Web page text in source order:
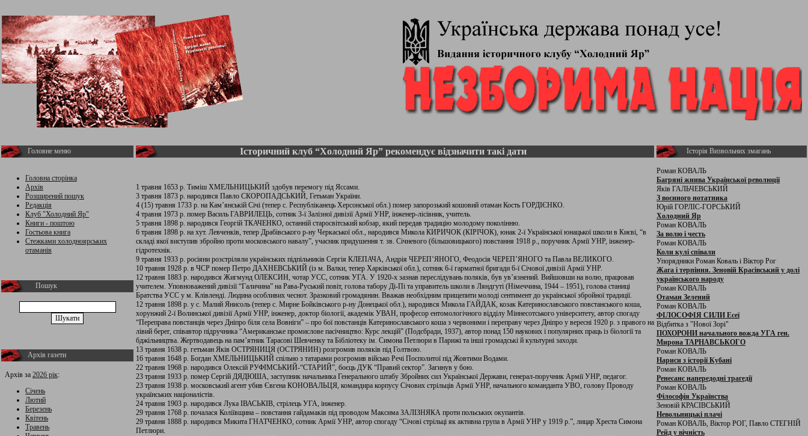
Головне меню
Головна сторінка
Архів
Розширений пошук
Редакція
Клуб "Холодний Яр"
Книги - поштою
Гостьова книга
Стежками холодноярських
отаманів
Пошук
Архів газети
Архів за 2026 рік:
Січень
Лютий
Березень
Квітень
Травень
Історичний клуб “Холодний Яр” рекомендує відзначити такі дати
1 травня 1653 р. Тиміш ХМЕЛЬНИЦЬКИЙ здобув перемогу під Яссами.
3 травня 1873 р. народився Павло СКОРОПАДСЬКИЙ, Гетьман України.
4 (15) травня 1733 р. на Кам’янській Січі (тепер с. Республіканець Херсонської обл.) помер запорозький кошовий отаман Кость ГОРДІЄНКО.
4 травня 1973 р. помер Василь ГАВРИЛЕЦЬ, сотник 3-ї Залізної дивізії Армії УНР, інженер-лісівник, учитель.
5 травня 1898 р. народився Георгій ТКАЧЕНКО, останній старосвітський кобзар, який передав традицію молодому поколінню.
6 травня 1898 р. на хут. Левченків, тепер Драбівського р-ну Черкаської обл., народився Микола КИРИЧОК (КІРІЧОК), юнак 2-ї Української юнацької школи в Києві, “в
складі якої виступив збройно проти московського навалу”, учасник придушення т. зв. Січневого (більшовицького) повстання 1918 р., поручник Армії УНР, інженер-
гідротехнік.
9 травня 1933 р. росіяни розстріляли українських підпільників Сергія КЛЕПАЧА, Андрія ЧЕРЕП’ЯНОГО, Феодосія ЧЕРЕП’ЯНОГО та Павла ВЕЛИКОГО.
10 травня 1928 р. в ЧСР помер Петро ДАХНЕВСЬКИЙ (із м. Валки, тепер Харківської обл.), сотник 6-ї гарматної бригади 6-ї Січової дивізії Армії УНР.
12 травня 1883 р. народився Жигмунд ОЛЕКСИН, чотар УСС, сотник УГА. У 1920-х зазнав переслідувань поляків, був ув’язнений. Вийшовши на волю, працював
учителем. Уповноважений дивізії “Галичина” на Рава-Руський повіт, голова табору Ді-Пі та управитель школи в Ляндгуті (Німеччина, 1944 – 1951), голова станиці
Братства УСС у м. Клівленді. Людина особливих чеснот. Зразковий громадянин. Вважав необхідним прищепити молоді сентимент до української збройної традиції.
12 травня 1898 р. у с. Малий Янисоль (тепер с. Мирне Бойківського р-ну Донецької обл.), народився Микола ГАЙДАК, козак Катеринославського повстанського коша,
хорунжий 2-ї Волинської дивізії Армії УНР, інженер, доктор біології, академік УВАН, професор ентомологічного відділу Міннесотського університету, автор спогаду
“Переправа повстанців через Дніпро біля села Вовніги” – про бої повстанців Катеринославського коша з червоними і переправу через Дніпро у вересні 1920 р. з правого на
лівий берег, співавтор підручника “Американське промислове пасічництво: Курс лекцій” (Подєбради, 1937), автор понад 150 наукових і популярних праць із біології та
бджільництва. Жертводавець на пам’ятник Тарасові Шевченку та Бібліотеку ім. Симона Петлюри в Парижі та інші громадські й культурні заходи.
13 травня 1638 р. гетьман Яків ОСТРЯНИЦЯ (ОСТРЯНИН) розгромив поляків під Голтвою.
16 травня 1648 р. Богдан ХМЕЛЬНИЦЬКИЙ спільно з татарами розгромив військо Речі Посполитої під Жовтими Водами.
22 травня 1968 р. народився Олексій РУФІМСЬКИЙ-“СТАРИЙ”, боєць ДУК “Правий сектор”. Загинув у бою.
23 травня 1933 р. помер Сергій ДЯДЮША, заступник начальника Генерального штабу Збройних сил Української Держави, генерал-поручник Армії УНР, педагог.
23 травня 1938 р. московський агент убив Євгена КОНОВАЛЬЦЯ, командира корпусу Січових стрільців Армії УНР, начального команданта УВО, голову Проводу
українських націоналістів.
24 травня 1903 р. народився Лука ІВАСЬКІВ, стрілець УГА, інженер.
29 травня 1768 р. почалася Коліївщина – повстання гайдамаків під проводом Максима ЗАЛІЗНЯКА проти польських окупантів.
29 травня 1888 р. народився Микита ГНАТЧЕНКО, сотник Армії УНР, автор спогаду “Січові стрільці як активна група в Армії УНР у 1919 р.”, лицар Хреста Симона
Петлюри.
Історія Визвольних змагань
Роман КОВАЛЬ
Багряні жнива Української революції
Яків ГАЛЬЧЕВСЬКИЙ
З воєнного нотатника
Юрій ГОРЛІС-ГОРСЬКИЙ
Холодний Яр
Роман КОВАЛЬ
За волю і честь
Роман КОВАЛЬ
Коли кулі співали
Упорядники Роман Коваль і Віктор Рог
Жага і терпіння. Зеновій Красівський у долі
українського народу
Роман КОВАЛЬ
Отаман Зелений
Роман КОВАЛЬ
ФІЛОСОФІЯ СИЛИ Есеї
Відбитка з "Нової Зорі"
ПОХОРОНИ начального вожда УГА ген.
Мирона ТАРНАВСЬКОГО
Роман КОВАЛЬ
Нариси з історії Кубані
Роман КОВАЛЬ
Ренесанс напередодні трагедії
Роман КОВАЛЬ
Філософія Українства
Зеновій КРАСІВСЬКИЙ
Невольницькі плачі
Роман КОВАЛЬ, Віктор РОГ, Павло СТЕГНІЙ
Рейд у вічність